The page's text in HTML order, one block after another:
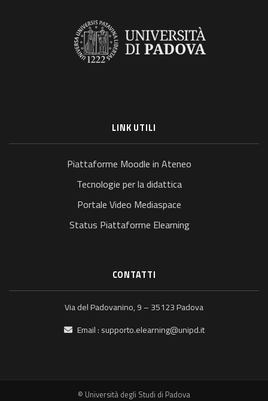
LINK UTILI
Piattaforme Moodle in Ateneo
Tecnologie per la didattica
Portale Video Mediaspace
Status Piattaforme Elearning
CONTATTI
Via del Padovanino, 9 – 35123 Padova
Email : supporto.elearning@unipd.it
© Università degli Studi di Padova